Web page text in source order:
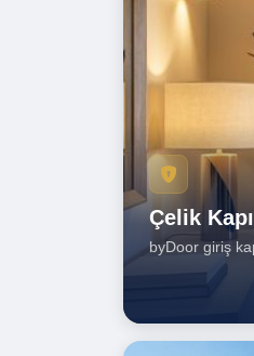
Çelik
byDoor giriş